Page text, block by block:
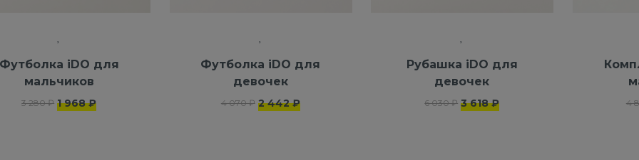
Футболка iDO для
мальчиков
3 280 ₽ 1 968 ₽
Футболка iDO для
девочек
4 070 ₽ 2 442 ₽
Рубашка iDO для
девочек
6 030 ₽ 3 618 ₽ 4